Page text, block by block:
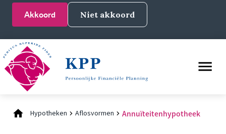
Akkoord Niet akkoord
Hypotheken Aflosvormen Annuïteitenhypotheek